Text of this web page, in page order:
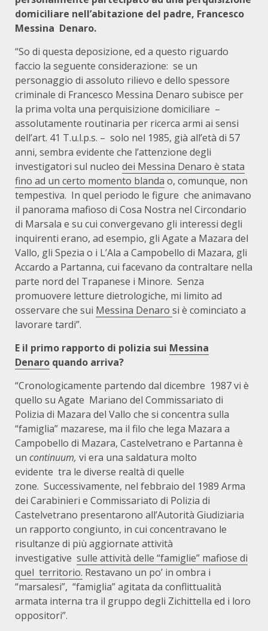
domiciliare nell’abitazione del padre, Francesco
Messina Denaro.
“So di questa deposizione, ed a questo riguardo
faccio la seguente considerazione: se un
personaggio di assoluto rilievo e dello spessore
criminale di Francesco Messina Denaro subisce per
la prima volta una perquisizione domiciliare –
assolutamente routinaria per ricerca armi ai sensi
dell’art. 41 T.u.l.p.s. – solo nel 1985, già all’età di 57
anni, sembra evidente che l’attenzione degli
investigatori sul nucleo dei Messina Denaro è stata
fino ad un certo momento blanda o, comunque, non
tempestiva. In quel periodo le figure che animavano
il panorama mafioso di Cosa Nostra nel Circondario
di Marsala e su cui convergevano gli interessi degli
inquirenti erano, ad esempio, gli Agate a Mazara del
Vallo, gli Spezia o i L’Ala a Campobello di Mazara, gli
Accardo a Partanna, cui facevano da contraltare nella
parte nord del Trapanese i Minore. Senza
promuovere letture dietrologiche, mi limito ad
osservare che sui Messina Denaro si è cominciato a
lavorare tardi”.
E il primo rapporto di polizia sui Messina
Denaro quando arriva?
“Cronologicamente partendo dal dicembre 1987 vi è
quello su Agate Mariano del Commissariato di
Polizia di Mazara del Vallo che si concentra sulla
“famiglia” mazarese, ma il filo che lega Mazara a
Campobello di Mazara, Castelvetrano e Partanna è
un continuum, vi era una saldatura molto
evidente tra le diverse realtà di quelle
zone. Successivamente, nel febbraio del 1989 Arma
dei Carabinieri e Commissariato di Polizia di
Castelvetrano presentarono all’Autorità Giudiziaria
un rapporto congiunto, in cui concentravano le
risultanze di più aggiornate attività
investigative sulle attività delle “famiglie” mafiose di
quel territorio. Restavano un po’ in ombra i
“marsalesi”, “famiglia” agitata da conflittualità
armata interna tra il gruppo degli Zichittella ed i loro
oppositori”.